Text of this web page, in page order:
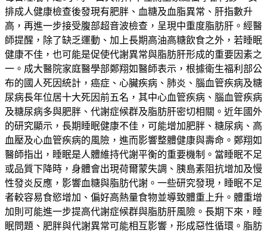
排成人健康檢查後發現有肥胖、血糖及血脂異常、肝指數升
高，再進一步接受腹部超音波檢查，呈現中重度脂肪肝。經醫
師提醒，除了缺乏運動、加上長期高油高糖飲食之外，若睡眠
健康不佳，也可能是促使代謝異常與脂肪肝形成的重要因素之
一。成大醫院家庭醫學部鄭翔如醫師表示，根據衛生福利部公
布的國人死因統計，癌症、心臟疾病、肺炎、腦血管疾病及糖
尿病長年位居十大死因前五名，其中心血管疾病、腦血管疾病
及糖尿病多與肥胖、代謝症候群及脂肪肝密切相關。近年國外
的研究顯示，長期睡眠健康不佳，可能增加肥胖、糖尿病、高
血壓及心血管疾病的風險，進而影響整體健康與壽命。鄭翔如
醫師指出，睡眠是人體維持代謝平衡的重要機制。當睡眠不足
或品質下降時，身體會出現荷爾蒙失調、胰島素阻抗增加及慢
性發炎反應，影響血糖與脂肪代謝。一些研究發現，睡眠不足
者較容易食慾增加、偏好高熱量食物並導致體重上升。體重增
加則可能進一步提高代謝症候群與脂肪肝風險。長期下來，睡
眠問題、肥胖與代謝異常可能相互影響，形成惡性循環。脂肪